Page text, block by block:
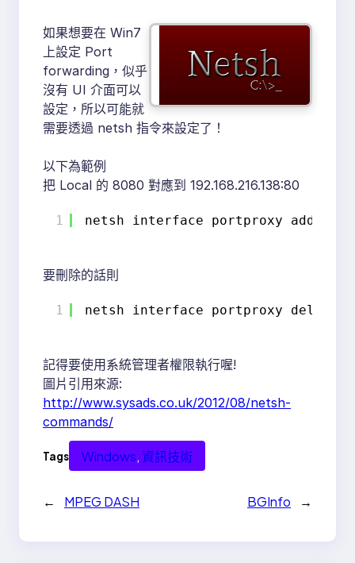
如果想要在 Win7
上設定 Port
forwarding，似乎
沒有 UI 介面可以
設定，所以可能就
需要透過 netsh 指令來設定了！
以下為範例
把 Local 的 8080 對應到 192.168.216.138:80
1 netsh interface portproxy add
要刪除的話則
1 netsh interface portproxy delete
記得要使用系統管理者權限執行喔!
圖片引用來源:
http://www.sysads.co.uk/2012/08/netsh-
commands/
Tags Windows, 資訊技術
← MPEG DASH BGInfo →